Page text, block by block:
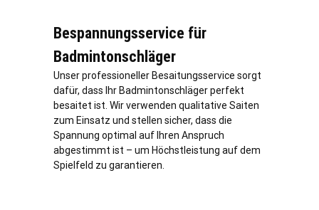
Bespannungsservice für
Badmintonschläger
Unser professioneller Besaitungsservice sorgt
dafür, dass Ihr Badmintonschläger perfekt
besaitet ist. Wir verwenden qualitative Saiten
zum Einsatz und stellen sicher, dass die
Spannung optimal auf Ihren Anspruch
abgestimmt ist – um Höchstleistung auf dem
Spielfeld zu garantieren.